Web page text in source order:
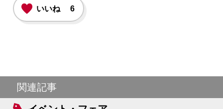
いいね 6
関連記事